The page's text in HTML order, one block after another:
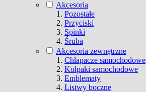
Akcesoria
Pozostałe
Przyciski
Spinki
Śruba
Akcesoria zewnętrzne
Chlapacze samochodowe
Kołpaki samochodowe
Emblematy
Listwy boczne